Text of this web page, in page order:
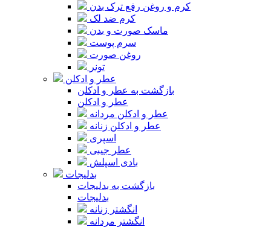
کرم و روغن رفع ترک بدن
کرم ضد لک
ماسک صورت و بدن
سرم پوست
روغن صورت
تونر
عطر و ادکلن
بازگشت به عطر و ادکلن
عطر و ادکلن
عطر و ادکلن مردانه
عطر و ادکلن زنانه
اسپری
عطر جیبی
بادی اسپلش
بدلیجات
بازگشت به بدلیجات
بدلیجات
انگشتر زنانه
انگشتر مردانه